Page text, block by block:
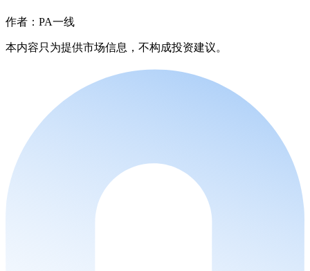
作者：PA一线
本内容只为提供市场信息，不构成投资建议。